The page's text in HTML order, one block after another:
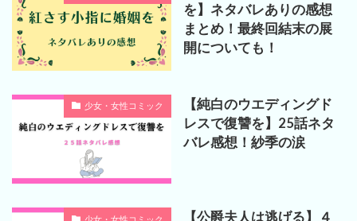
を】ネタバレありの感想
まとめ！最終回結末の展
開についても！
少女・女性コミック
【純白のウエディングド
レスで復讐を】25話ネタ
バレ感想！紗季の涙
【公爵夫人は逃げる】４